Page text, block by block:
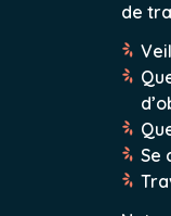
de
Se